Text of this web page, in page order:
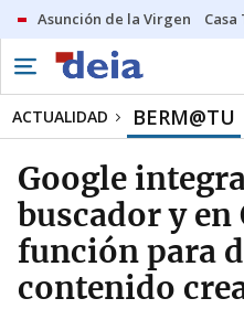
Asunción de la Virgen
ACTUALIDAD BERM@TU
Google
buscador y en
función para
contenido